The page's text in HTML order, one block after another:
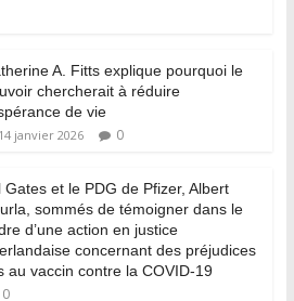
A. Fitts explique pourquoi le
chercherait à réduire
de vie
14 janvier 2026 0
Gates et le PDG de Pfizer, Albert
sommés de témoigner dans le
d’une action en justice
concernant des préjudices
au vaccin contre la COVID-19
0